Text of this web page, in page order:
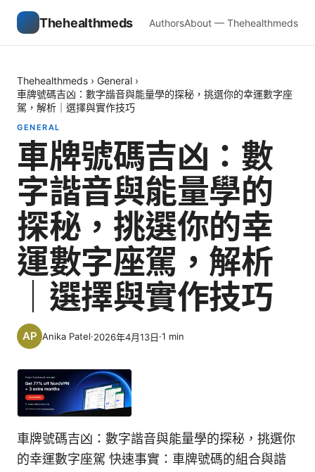
Thehealthmeds AuthorsAbout — Thehealthmeds
Thehealthmeds › General ›
車牌號碼吉凶：數字諧音與能量學的探秘，挑選你的幸運數字座
駕，解析｜選擇與實作技巧
GENERAL
車牌號碼吉凶：數
字諧音與能量學的
探秘，挑選你的幸
運數字座駕，解析
｜選擇與實作技巧
Anika Patel·2026年4月13日·1 min
車牌號碼吉凶：數字諧音與能量學的探秘，挑選你
的幸運數字座駕 快速事實：車牌號碼的組合與諧